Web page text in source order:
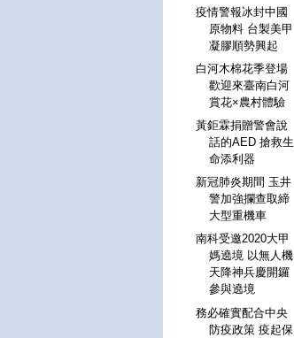
疫情警報冰封中國
原物料 台製美甲
凝膠順勢興起
白河木棉花季登場
歡迎來臺南白河
賞花×農村體驗
黃鉅霖捐贈警會說
話的AED 搶救生
命添利器
新冠肺炎期間 玉井
警加強攔查取締
大型重機車
南科受邀2020大甲
媽遶境 以無人機
天降神兵慶開鑼
參與遶境
務必確實配合中央
防疫政策 疫起保